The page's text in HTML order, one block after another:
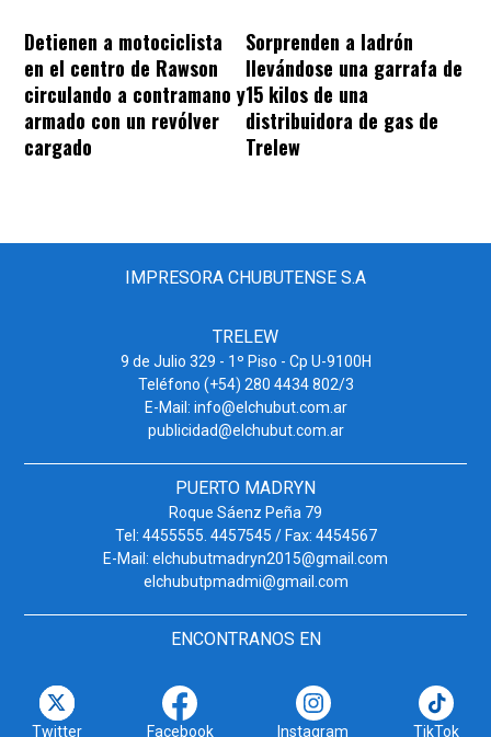
Detienen a motociclista
en el centro de Rawson
circulando a contramano y
armado con un revólver
cargado
Sorprenden a ladrón
llevándose una garrafa de
15 kilos de una
distribuidora de gas de
Trelew
IMPRESORA CHUBUTENSE S.A
TRELEW
9 de Julio 329 - 1º Piso - Cp U-9100H
Teléfono (+54) 280 4434 802/3
E-Mail: info@elchubut.com.ar
publicidad@elchubut.com.ar
PUERTO MADRYN
Roque Sáenz Peña 79
Tel: 4455555. 4457545 / Fax: 4454567
E-Mail: elchubutmadryn2015@gmail.com
elchubutpmadmi@gmail.com
ENCONTRANOS EN
Twitter Facebook Instagram TikTok